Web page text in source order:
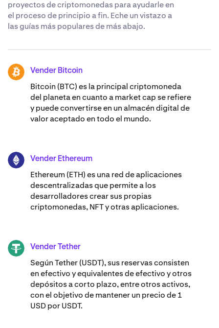
proyectos de criptomonedas para ayudarle en
el proceso de principio a fin. Eche un vistazo a
las guías más populares de más abajo.
BTC Vender Bitcoin
Bitcoin (BTC) es la principal criptomoneda
del planeta en cuanto a market cap se refiere
y puede convertirse en un almacén digital de
valor aceptado en todo el mundo.
ETH Vender Ethereum
Ethereum (ETH) es una red de aplicaciones
descentralizadas que permite a los
desarrolladores crear sus propias
criptomonedas, NFT y otras aplicaciones.
USDT Vender Tether
Según Tether (USDT), sus reservas consisten
en efectivo y equivalentes de efectivo y otros
depósitos a corto plazo, entre otros activos,
con el objetivo de mantener un precio de 1
USD por USDT.